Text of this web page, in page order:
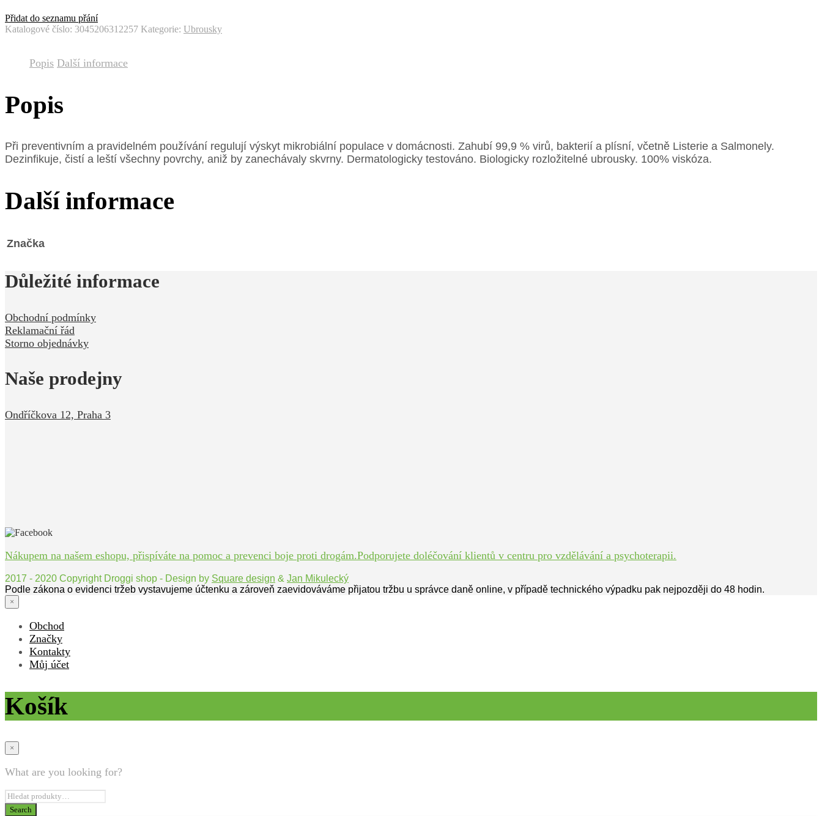
Přidat do seznamu přání
Katalogové číslo: 3045206312257 Kategorie: Ubrousky
Popis Další informace
Popis
Při preventivním a pravidelném používání regulují výskyt mikrobiální populace v domácnosti. Zahubí 99,9 % virů, bakterií a plísní, včetně Listerie a Salmonely.
Dezinfikuje, čistí a leští všechny povrchy, aniž by zanechávaly skvrny. Dermatologicky testováno. Biologicky rozložitelné ubrousky. 100% viskóza.
Další informace
Značka
Důležité informace
Obchodní podmínky
Reklamační řád
Storno objednávky
Naše prodejny
Ondříčkova 12, Praha 3
Nákupem na našem eshopu, přispíváte na pomoc a prevenci boje proti drogám.Podporujete doléčování klientů v centru pro vzdělávání a psychoterapii.
2017 - 2020 Copyright Droggi shop - Design by Square design & Jan Mikulecký
Podle zákona o evidenci tržeb vystavujeme účtenku a zároveň zaevidováváme přijatou tržbu u správce daně online, v případě technického výpadku pak nejpozději do 48 hodin.
×
Obchod
Značky
Kontakty
Můj účet
Košík
×
What are you looking for?